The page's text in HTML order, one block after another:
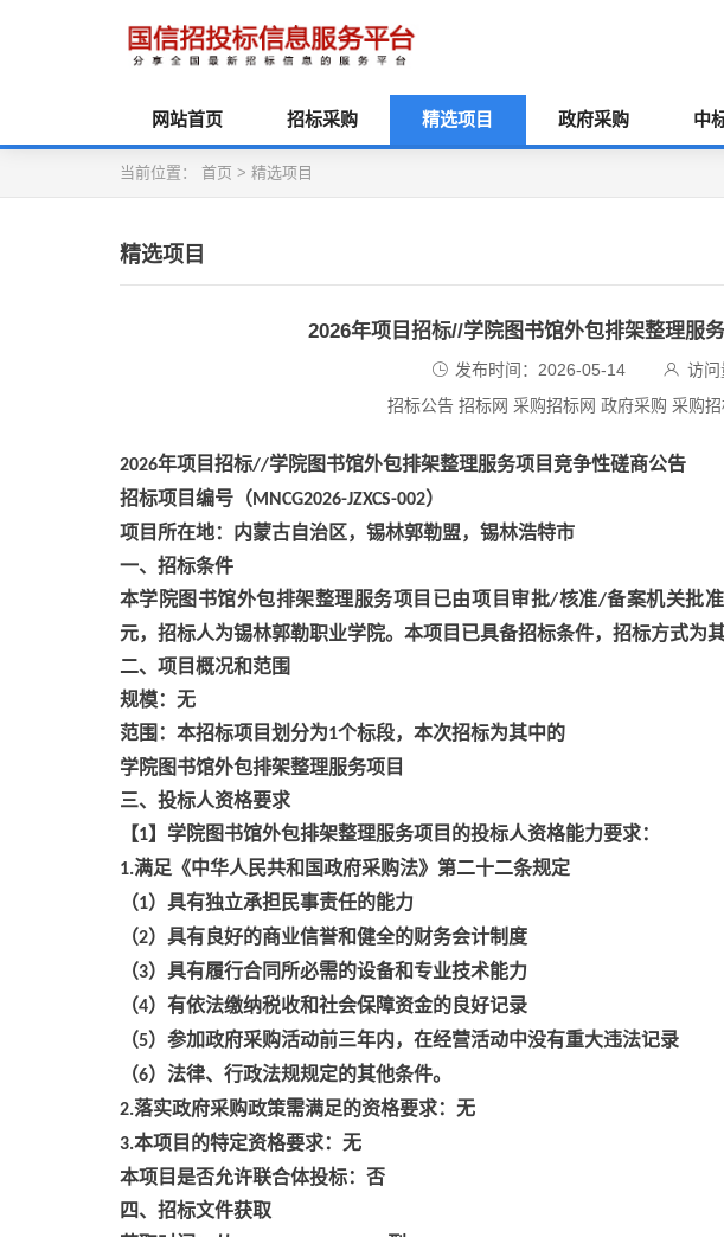
网站首页 招标采购 精选项目 政府采购 中
当前位置： 首页 > 精选项目
精选项目
2026年项目招标//学院图书馆外包排架整理服
发布时间：2026-05-14 访问
招标公告 招标网 采购招标网 政府采购 采购
2026年项目招标//学院图书馆外包排架整理服务项目竞争性磋商公告
招标项目编号（ MNCG2026-JZXCS-002）
项目所在地：内蒙古自治区，锡林郭勒盟，锡林浩特市
一、招标条件
本学院图书馆外包排架整理服务项目已由项目审批/核准/备案机关批
元，招标人为锡林郭勒职业学院。本项目已具备招标条件，招标方式为其
二、项目概况和范围
规模：无
范围：本招标项目划分为1个标段，本次招标为其中的
学院图书馆外包排架整理服务项目
三、投标人资格要求
【1】学院图书馆外包排架整理服务项目的投标人资格能力要求：
1.满足《中华人民共和国政府采购法》第二十二条规定
（1）具有独立承担民事责任的能力
（2）具有良好的商业信誉和健全的财务会计制度
（3）具有履行合同所必需的设备和专业技术能力
（4）有依法缴纳税收和社会保障资金的良好记录
（5）参加政府采购活动前三年内，在经营活动中没有重大违法记录
（6）法律、行政法规规定的其他条件。
2.落实政府采购政策需满足的资格要求：无
3.本项目的特定资格要求：无
本项目是否允许联合体投标：否
四、招标文件获取